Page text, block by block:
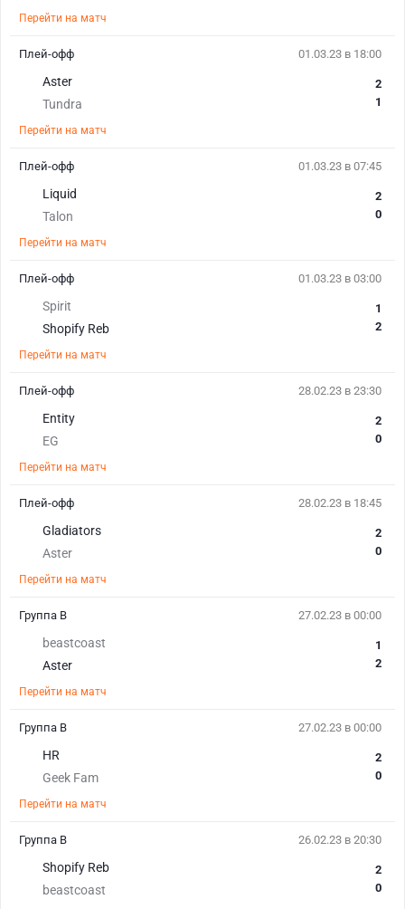
Перейти на матч
01.03.23 в 18:00
Aster
Tundra
2
1
Перейти на матч
Плей-офф
01.03.23 в 07:45
Liquid
Talon
2
0
Перейти на матч
Плей-офф
01.03.23 в 03:00
Spirit
Shopify Reb
1
2
Перейти на матч
Плей-офф
28.02.23 в 23:30
Entity
EG
2
0
Перейти на матч
Плей-офф
28.02.23 в 18:45
Gladiators
Aster
2
0
Перейти на матч
Плей-офф
27.02.23 в 00:00
beastcoast
Aster
1
2
Перейти на матч
Группа B
27.02.23 в 00:00
HR
Geek Fam
2
0
Перейти на матч
Группа B
26.02.23 в 20:30
Shopify Reb
beastcoast
2
0
Группа B